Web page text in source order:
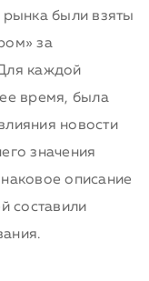
рынка были взяты
за
каждой
время, была
новости
значения
описание
составили